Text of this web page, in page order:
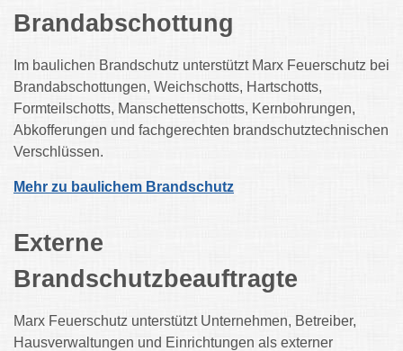
Brandabschottung
Im baulichen Brandschutz unterstützt Marx Feuerschutz bei
Brandabschottungen, Weichschotts, Hartschotts,
Formteilschotts, Manschettenschotts, Kernbohrungen,
Abkofferungen und fachgerechten brandschutztechnischen
Verschlüssen.
Mehr zu baulichem Brandschutz
Externe
Brandschutzbeauftragte
Marx Feuerschutz unterstützt Unternehmen, Betreiber,
Hausverwaltungen und Einrichtungen als externer